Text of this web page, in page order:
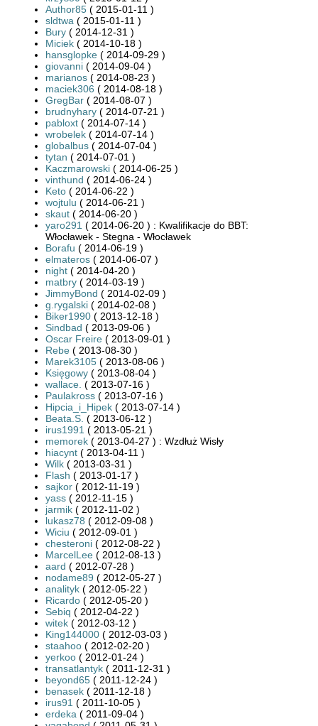
Author85 ( 2015-01-11 )
sldtwa ( 2015-01-11 )
Bury ( 2014-12-31 )
Miciek ( 2014-10-18 )
hansglopke ( 2014-09-29 )
giovanni ( 2014-09-04 )
marianos ( 2014-08-23 )
maciek306 ( 2014-08-18 )
GregBar ( 2014-08-07 )
brudnyhary ( 2014-07-21 )
pabloxt ( 2014-07-14 )
wrobelek ( 2014-07-14 )
globalbus ( 2014-07-04 )
tytan ( 2014-07-01 )
Kaczmarowski ( 2014-06-25 )
vinthund ( 2014-06-24 )
Keto ( 2014-06-22 )
wojtulu ( 2014-06-21 )
skaut ( 2014-06-20 )
yaro291 ( 2014-06-20 ) : Kwalifikacje do BBT:
Włocławek - Stegna - Włocławek
Borafu ( 2014-06-19 )
elmateros ( 2014-06-07 )
night ( 2014-04-20 )
matbry ( 2014-03-19 )
JimmyBond ( 2014-02-09 )
g.rygalski ( 2014-02-08 )
Biker1990 ( 2013-12-18 )
Sindbad ( 2013-09-06 )
Oscar Freire ( 2013-09-01 )
Rebe ( 2013-08-30 )
Marek3105 ( 2013-08-06 )
Księgowy ( 2013-08-04 )
wallace. ( 2013-07-16 )
Paulakross ( 2013-07-16 )
Hipcia_i_Hipek ( 2013-07-14 )
Beata.S. ( 2013-06-12 )
irus1991 ( 2013-05-21 )
memorek ( 2013-04-27 ) : Wzdłuż Wisły
hiacynt ( 2013-04-11 )
Wilk ( 2013-03-31 )
Flash ( 2013-01-17 )
sajkor ( 2012-11-19 )
yass ( 2012-11-15 )
jarmik ( 2012-11-02 )
lukasz78 ( 2012-09-08 )
Wiciu ( 2012-09-01 )
chesteroni ( 2012-08-22 )
MarcelLee ( 2012-08-13 )
aard ( 2012-07-28 )
nodame89 ( 2012-05-27 )
analityk ( 2012-05-22 )
Ricardo ( 2012-05-20 )
Sebiq ( 2012-04-22 )
witek ( 2012-03-12 )
King144000 ( 2012-03-03 )
staahoo ( 2012-02-20 )
yerkoo ( 2012-01-24 )
transatlantyk ( 2011-12-31 )
beyond65 ( 2011-12-24 )
benasek ( 2011-12-18 )
irus91 ( 2011-10-05 )
erdeka ( 2011-09-04 )